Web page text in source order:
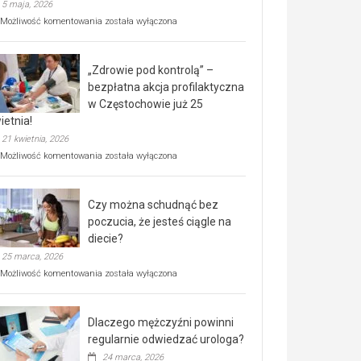
5 maja, 2026
Możliwość komentowania Rusza
rehabilitacji
dla
seniorów!
została wyłączona
„Zdrowie pod kontrolą” –
bezpłatna akcja profilaktyczna
w Częstochowie już 25
21 kwietnia, 2026
Możliwość komentowania „Zdrowie
bezpłatna
akcja
profilaktyczna
w
już
kwietnia!
została wyłączona
Czy można schudnąć bez
poczucia, że jesteś ciągle na
diecie?
25 marca, 2026
Możliwość komentowania Czy
poczucia,
że
została wyłączona
Dlaczego mężczyźni powinni
regularnie odwiedzać urologa?
24 marca, 2026